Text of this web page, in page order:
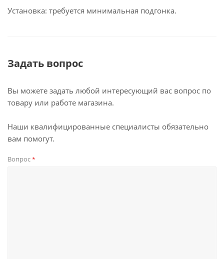
Установка: требуется минимальная подгонка.
Задать вопрос
Вы можете задать любой интересующий вас вопрос по
товару или работе магазина.
Наши квалифицированные специалисты обязательно
вам помогут.
Вопрос*